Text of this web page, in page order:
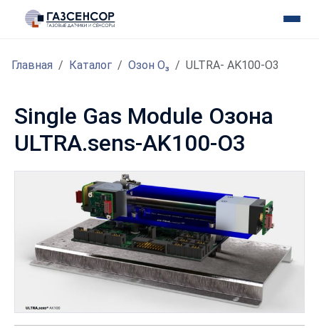
Главная Каталог Озон O₃ ULTRA- AK100-O3
Single Gas Module Озона
ULTRA.sens-AK100-O3